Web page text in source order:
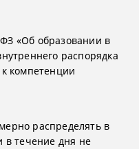
«Об образовании в
распорядка
компетенции
распределять в
в течение дня не